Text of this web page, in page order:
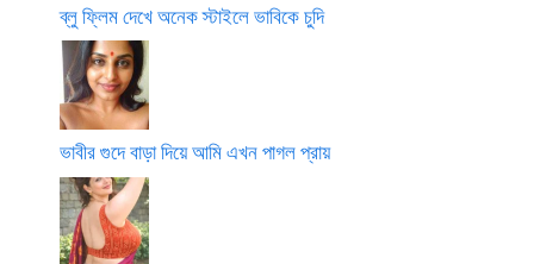
ব্লু ফ্লিম দেখে অনেক স্টাইলে ভাবিকে চুদি
ভাবীর গুদে বাড়া দিয়ে আমি এখন পাগল প্রায়